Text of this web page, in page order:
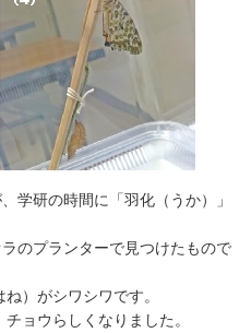
学研の時間に「羽化（うか）」
のプランターで見つけたもので
）がシワシワです。
ョウらしくなりました。